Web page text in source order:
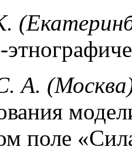
А.
поле